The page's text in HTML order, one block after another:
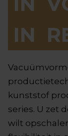
IN
kunststof
series. U zet
wilt